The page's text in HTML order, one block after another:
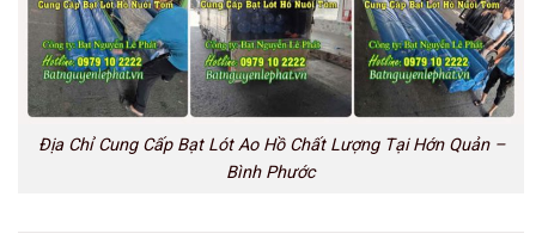
Địa Chỉ Cung Cấp Bạt Lót Ao Hồ Chất Lượng Tại Hớn Quản –
Bình Phước